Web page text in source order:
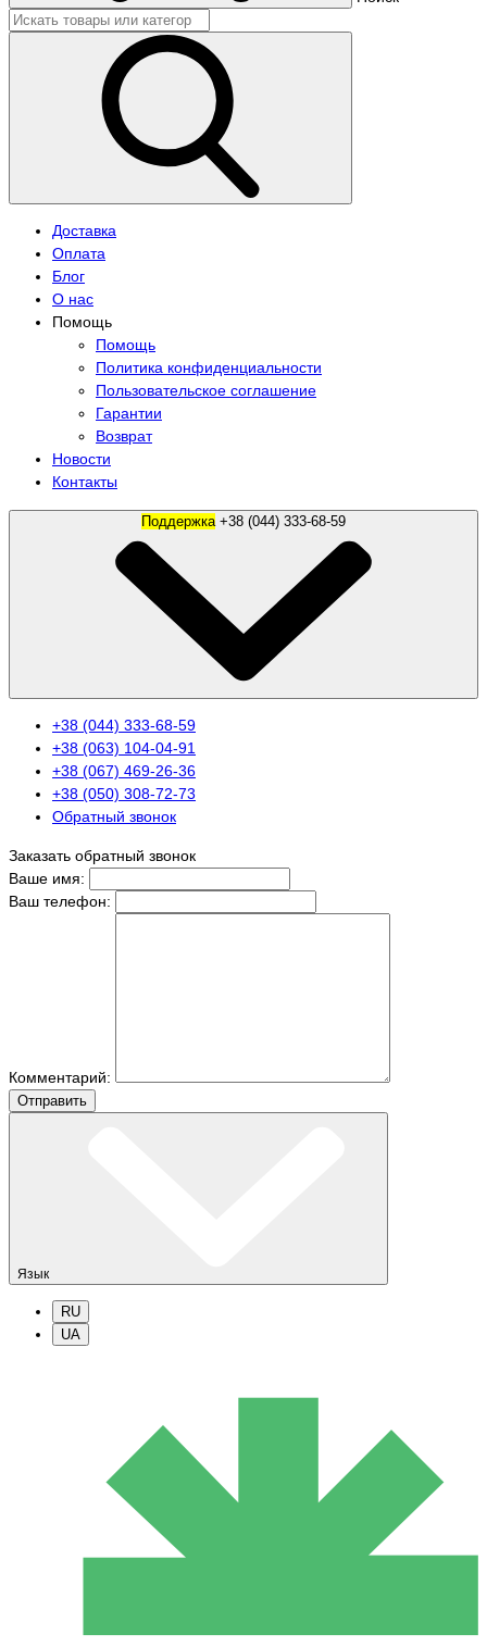
Доставка
Оплата
Блог
О нас
Помощь
Помощь
Политика конфиденциальности
Пользовательское соглашение
Гарантии
Возврат
Новости
Контакты
Поддержка
+38 (044) 333-68-59
+38 (063) 104-04-91
+38 (067) 469-26-36
+38 (050) 308-72-73
Обратный звонок
Заказать обратный звонок
Ваше имя:
Ваш телефон:
Комментарий:
Отправить
Язык
RU
UA